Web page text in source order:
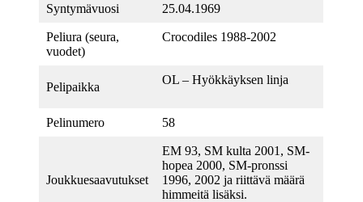
Syntymävuosi 25.04.1969
Peliura (seura,
vuodet)
Crocodiles 1988-2002
Pelipaikka
OL – Hyökkäyksen linja
Pelinumero 58
Joukkuesaavutukset
EM 93, SM kulta 2001, SM-
hopea 2000, SM-pronssi
1996, 2002 ja riittävä määrä
himmeitä lisäksi.